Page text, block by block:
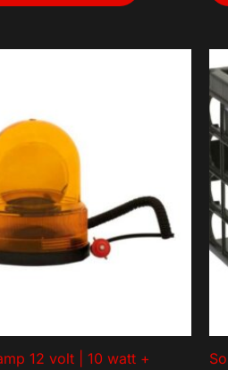
12 volt | 10 watt +